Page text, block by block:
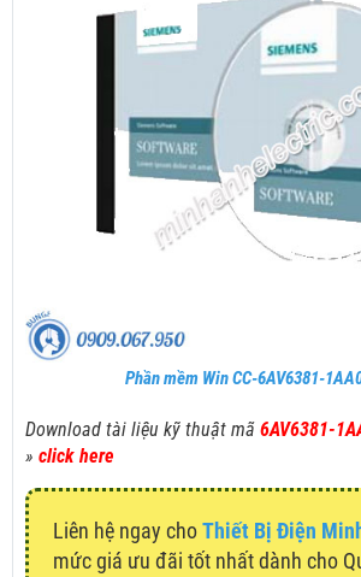
Phần mềm Win CC-6AV6381-
Download tài liệu kỹ thuật mã 6AV6381-
» click here
Liên hệ ngay choThiết Bị Điện
mức giá ưu đãi tốt nhất dành cho